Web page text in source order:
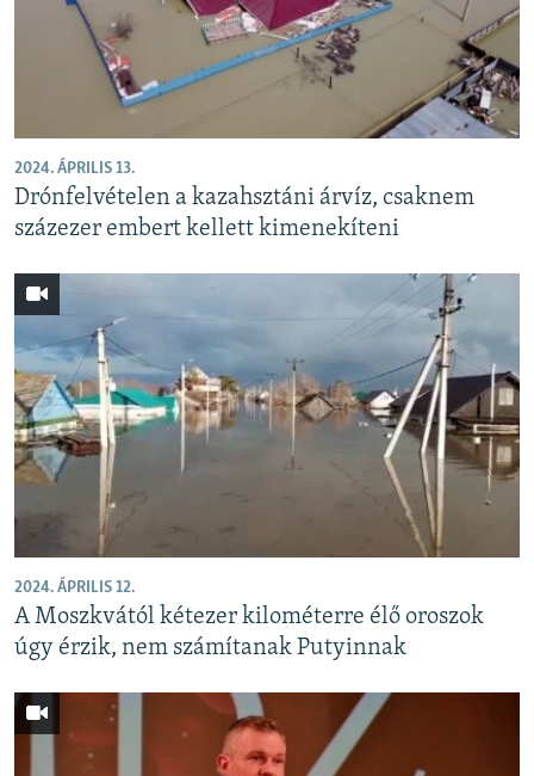
EURÓPAI UNIÓ
KLÍMAVÁLTOZÁS
KÖVESSEN MINKET!
Valamennyi RFE/RL weboldal
2024. ÁPRILIS 13.
Drónfelvételen a kazahsztáni árvíz, csaknem
százezer embert kellett kimenekíteni
2024. ÁPRILIS 12.
A Moszkvától kétezer kilométerre élő oroszok
úgy érzik, nem számítanak Putyinnak